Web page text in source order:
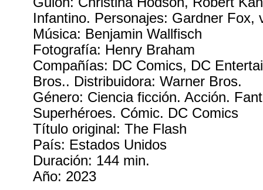
Infantino. Personajes: Gardner Fox,
Música: Benjamin Wallfisch
Fotografía: Henry Braham
Compañías: DC Comics, DC
Bros.. Distribuidora: Warner Bros.
Género: Ciencia ficción. Acción.
Superhéroes. Cómic. DC Comics
Título original: The Flash
País: Estados Unidos
Duración: 144 min.
Año: 2023